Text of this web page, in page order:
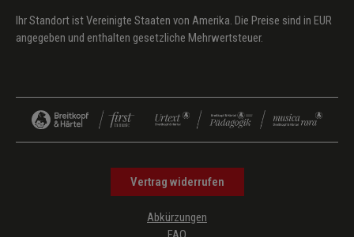
Ihr Standort ist Vereinigte Staaten von Amerika. Die Preise sind in EUR
angegeben und enthalten gesetzliche Mehrwertsteuer.
Vertrag widerrufen
Abkürzungen